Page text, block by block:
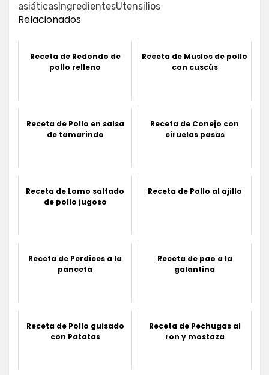
asiáticasIngredientesUtensilios
Relacionados
Receta de Redondo de
pollo relleno
Receta de Muslos de pollo
con cuscús
Receta de Pollo en salsa
de tamarindo
Receta de Conejo con
ciruelas pasas
Receta de Lomo saltado
de pollo jugoso
Receta de Pollo al ajillo
Receta de Perdices a la
panceta
Receta de pao a la
galantina
Receta de Pollo guisado
con Patatas
Receta de Pechugas al
ron y mostaza